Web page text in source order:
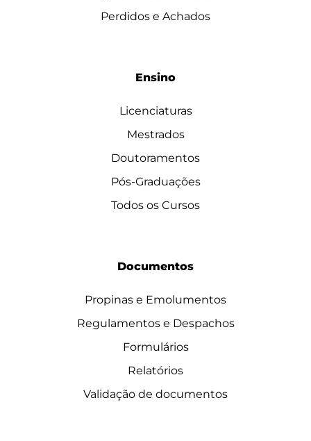
Perdidos e Achados
Ensino
Licenciaturas
Mestrados
Doutoramentos
Pós-Graduações
Todos os Cursos
Documentos
Propinas e Emolumentos
Regulamentos e Despachos
Formulários
Relatórios
Validação de documentos